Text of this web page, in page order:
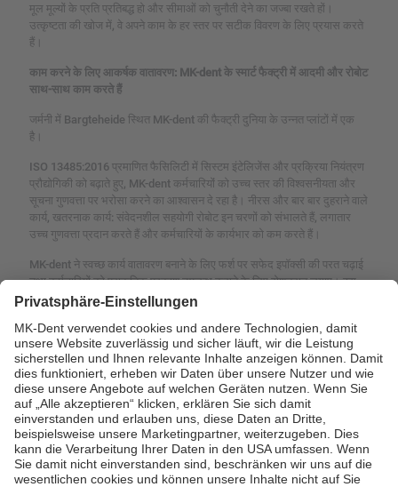
मूल मूल्यों के प्रति प्रतिबद्ध हो और सीमाओं को चुनौती देने का जज्बा रखते हों।
उत्कृष्टता की खोज में, वे अपने काम के हर स्तर पर सटीक विवरण के लिए प्रयास करते
हैं।
काम करने के लिए आकर्षक वातावरण: MK-dent के स्मार्ट फैक्ट्री में आदमी और रोबोट
साथ-साथ काम करते हैं
जर्मनी में Bargteheide स्थित MK-dent की फैक्ट्री दुनिया के उन्नत प्लांटों में एक
है।
ISO 13485:2016 प्रमाणित फैसिलिटी में सिस्टम इंटेलिजेंस और प्रक्रिया नियंत्रण
प्रौद्योगिकी को बढ़ाते हुए, MK-dent कर्मचारियोंं को उच्च स्तर की विश्वसनीयता और
सूचना गुणवत्ता पर भरोसा करने का आश्वासन दे रहा है। नीरस और बार बार दुहराने वाले
कार्य, खतरनाक कार्य: संवेदनशील सहयोगी रोबोट इन चरणों को संभालते हैं, लगातार
उच्च गुणवत्ता प्रदान करते हैं और कर्मचारियों के कार्यभार को कम करते हैं।
MK-dent ने स्वच्छ कार्य वातावरण बनाने के लिए फर्श पर सफेद इपॉक्सी की परत चढ़ाई
तथा कर्मचारियों को प्राकृतिक प्रकाश उपलब्ध कराने के लिए रोशनदान लगाए। इस
फैसिलिटी में एक कर्मचारी प्रशिक्षण केंद्र, कैफेटेरिया और आउटडोर आंगन भी शामिल
उत्पादन प्रक्रियाओं के लिए अद्वितीय उन्नत कौशल में प्रशिक्षित किया जाए, साथ ही
सुरक्षा के लिए सक्रिय दृष्टिकोण अपनाया जाए।
www.mk-dent.com
हमें LinkedIn पर फॉलो करें：https://www.linkedin.com/company/mk-
dent/